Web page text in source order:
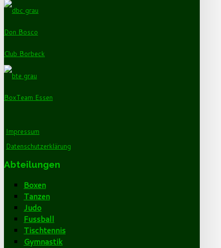
Don Bosco
Club Borbeck
BoxTeam Essen
Impressum
Datenschutzerklärung
Abteilungen
Boxen
Tanzen
Judo
Fussball
Tischtennis
Gymnastik